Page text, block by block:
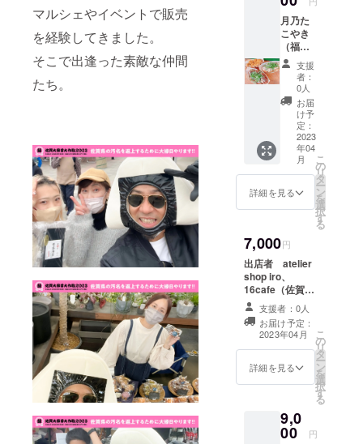
マルシェやイベントで販売
を経験してきました。
そこで出逢った素敵な仲間
たち。
ト出店
時に使
用する
場合は
ご提出
くださ
い。
Instagr
amから
の購入
の時は
ロット
ナン
バーを
DMにて
い。オ
ンライ
ン
ショッ
プでの
ご利用
はでき
ませ
ん。お
釣りは
出ませ
んので
くださ
い。出
店は主
ラ、
スープ
カップ
３色
セット
●内容：
パステ
ラ、
スープ
カップ
３色
セット
（ピン
ク、グ
レー、
者紹
道府県
魅力度
ランキ
ング
（2022
）ワー
スト１
県を盛
り上げ
『大吉
村』全
員でが
月乃た
こやき
（福岡
県）
https://i
nstagra
m.com/
tsukino
_takoy
aki/ ●名
称：た
こ焼き
交換
クーポ
ン券 ●
なたこ
2023年
5月1日
～2023
年9月30
日まで
交換で
ン券で
す。ど
に使用
でき、
支援
者：
0人
お届
け予
定：
2023
年04
月
詳細を見る
こ
の
リ
タ
ー
ン
を
選
択
す
る
7,000円
出店者 atelier
shop iro、
16cafe（佐賀
県）
https://www.inst
agram.com/atel
ier.iro/ ●名称：
商品券3,000円分
●内容：aterlier
きる3,000円分商
品券となりま
支援者：0人
お届け予定：
2023年04月
詳細を見る
こ
の
リ
タ
ー
ン
を
選
択
す
る
9,0
00 円